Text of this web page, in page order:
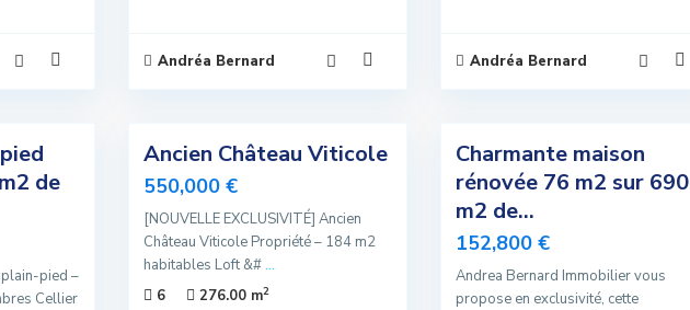
Andréa Bernard Andréa Bernard
de
plain-pied –
Cellier
10
Ancien Château Viticole
550,000 €
[NOUVELLE EXCLUSIVITÉ] Ancien
Château Viticole Propriété – 184 m2
habitables Loft &#...
6
276.00 m2
Charmante maison
rénovée 76 m2 sur 690
m2 de...
152,800 €
Andrea Bernard Immobilier vous
propose en exclusivité, cette